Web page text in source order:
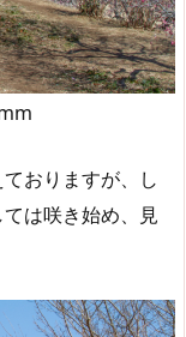
おりますが、し
は咲き始め、見